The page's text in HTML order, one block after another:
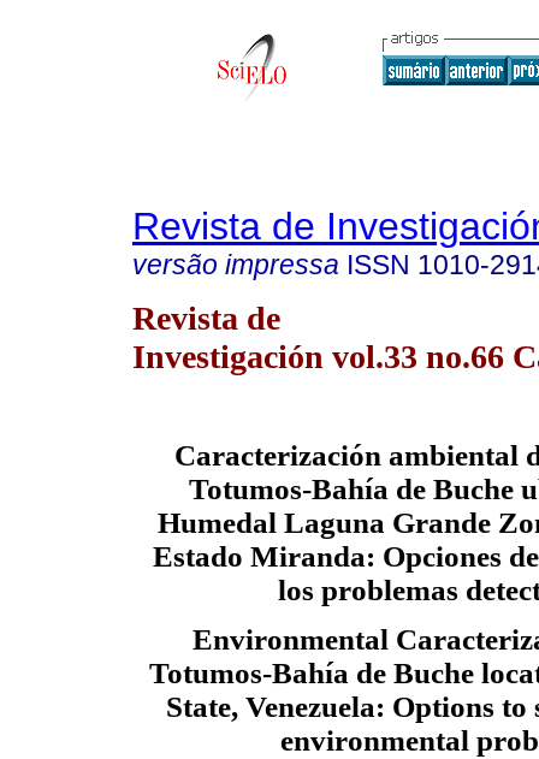
Revista de
versão impressa ISSN 1010-
Revista de
Investigación vol.33 no.66
Caracterización ambiental
Totumos-Bahía de Buche
Humedal Laguna Grande
Estado Miranda: Opciones
los problemas
Environmental
Totumos-Bahía de Buche
State, Venezuela: Options to
environmental